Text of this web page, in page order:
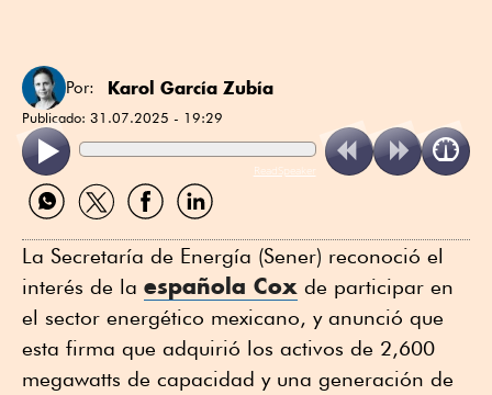
Por: Karol García Zubía
Publicado: 31.07.2025 - 19:29
ReadSpeaker
Compartir
por
Compartir
por
Compartir
por
Compartir
por
La Secretaría de Energía (Sener) reconoció el
interés de la española Cox de participar en
el sector energético mexicano, y anunció que
esta firma que adquirió los activos de 2,600
megawatts de capacidad y una generación de